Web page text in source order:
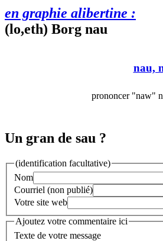
en graphie alibertine :
(lo,eth) Borg nau
nau,
prononcer "naw"
Un gran de sau ?
(identification facultative)
Nom
Courriel (non publié)
Votre site web
Ajoutez votre commentaire ici
Texte de votre message